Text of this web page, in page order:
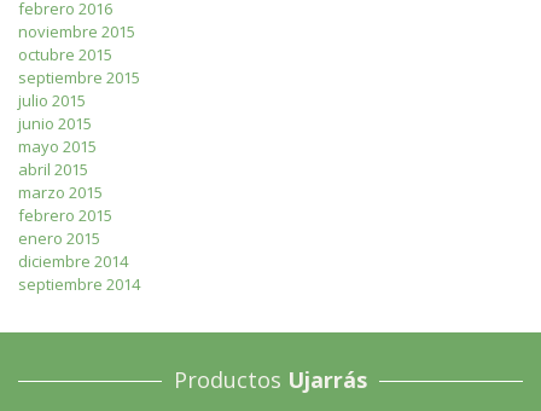
febrero 2016
noviembre 2015
octubre 2015
septiembre 2015
julio 2015
junio 2015
mayo 2015
abril 2015
marzo 2015
febrero 2015
enero 2015
diciembre 2014
septiembre 2014
Productos Ujarrás